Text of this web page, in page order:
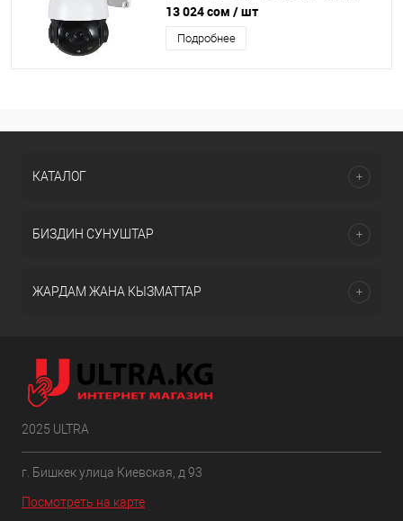
47mm 6pcs Array LED, IP Camera EZ
series IP PTZ
13 024 сом / шт
Подробнее
КАТАЛОГ
БИЗДИН СУНУШТАР
ЖАРДАМ ЖАНА КЫЗМАТТАР
2025 ULTRA
г. Бишкек улица Киевская, д 93
Посмотреть на карте